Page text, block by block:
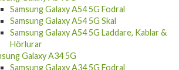
Samsung Galaxy A54 5G Fodral
Samsung Galaxy A54 5G Skal
Samsung Galaxy A54 5G Laddare, Kablar &
Hörlurar
Galaxy A34 5G
Samsung Galaxy A34 5G Fodral